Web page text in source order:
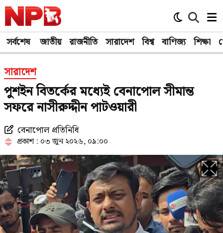
সর্বশেষ জাতীয় রাজনীতি সারাদেশ বিশ্ব বাণিজ্য শিক্ষা
সারাদেশ
পুশইন বিতর্কের মধ্যেই বেনাপোল সীমান্ত
সফরে নাসীরুদ্দীন পাটওয়ারী
বেনাপোল প্রতিনিধি
প্রকাশ : ০৩ জুন ২০২৬, ০৯:০০